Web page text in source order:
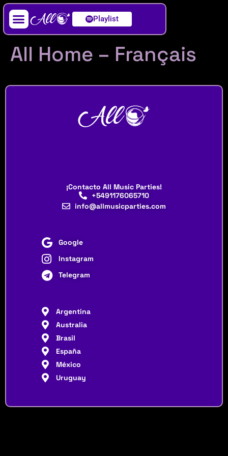
Playlist
All Home – Français
¡Contacto All Music Parties!
+5491176065710
info@allmusicparties.com
Google
Instagram
Telegram
Argentina
Australia
Brasil
España
México
Uruguay